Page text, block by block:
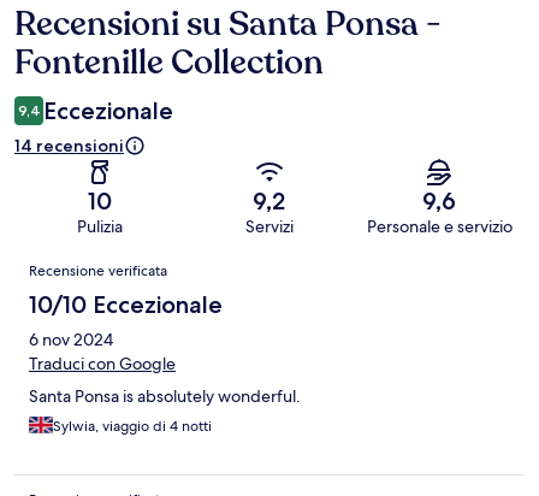
Recensioni
Recensioni su Santa Ponsa -
Fontenille Collection
9,4 Eccezionale
14 recensioni
10
Pulizia
9,2
Servizi
9,6
Personale e servizio
Recensioni
Recensione verificata
10/10 Eccezionale
6 nov 2024
Traduci con Google
Santa Ponsa is absolutely wonderful.
Sylwia, viaggio di 4 notti